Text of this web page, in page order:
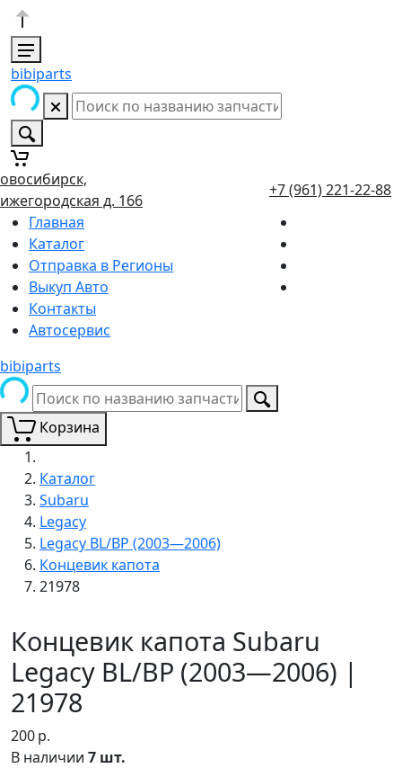
bibiparts
д. 166
+7 (961) 221-22-88
Главная
Каталог
Отправка в Регионы
Выкуп Авто
Контакты
Автосервис
bibiparts
Корзина
Каталог
Subaru
Legacy
Legacy BL/BP (2003—2006)
Концевик капота
21978
Концевик капота Subaru
Legacy BL/BP (2003—2006) |
21978
200р.
В наличии 7 шт.